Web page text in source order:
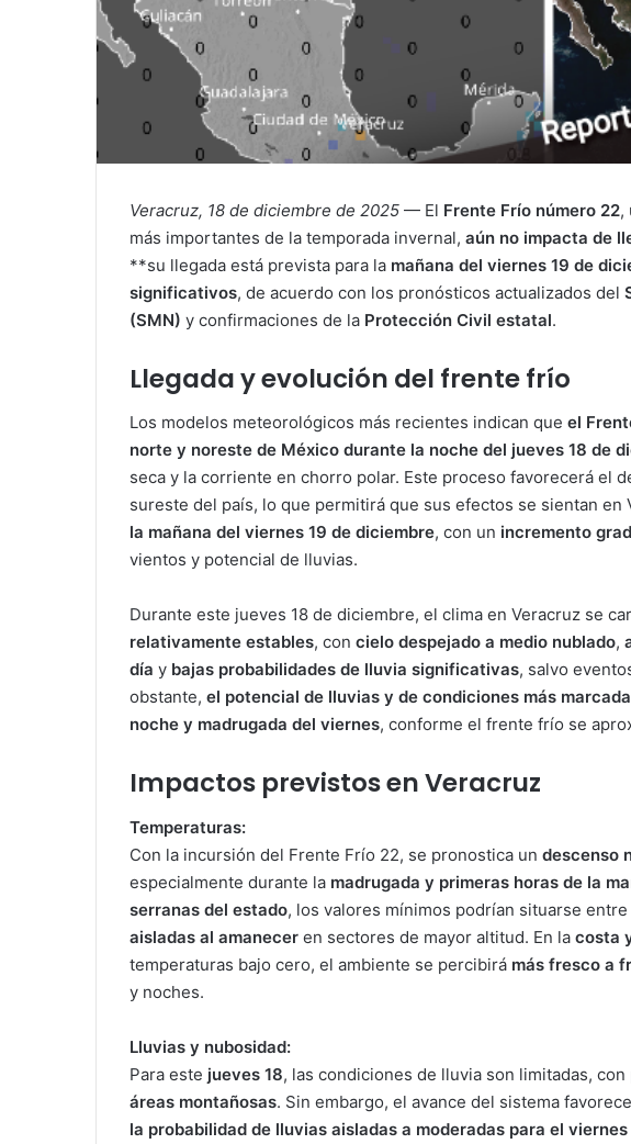
Veracruz, 18 de diciembre de 2025 — El Frente Frío número 22,
más importantes de la temporada invernal, aún no impacta de
**su llegada está prevista para la mañana del viernes 19 de
significativos, de acuerdo con los pronósticos actualizados del
(SMN) y confirmaciones de la Protección Civil estatal.
Llegada y evolución del frente frío
Los modelos meteorológicos más recientes indican que el
norte y noreste de México durante la noche del jueves 18 de
seca y la corriente en chorro polar. Este proceso favorecerá el
sureste del país, lo que permitirá que sus efectos se sientan en
la mañana del viernes 19 de diciembre, con un incremento
vientos y potencial de lluvias.
Durante este jueves 18 de diciembre, el clima en Veracruz se
relativamente estables, con cielo despejado a medio nublado,
día y bajas probabilidades de lluvia significativas, salvo
obstante, el potencial de lluvias y de condiciones más
noche y madrugada del viernes, conforme el frente frío se
Impactos previstos en Veracruz
Temperaturas:
Con la incursión del Frente Frío 22, se pronostica un descenso
especialmente durante la madrugada y primeras horas de la
serranas del estado, los valores mínimos podrían situarse entre
aisladas al amanecer en sectores de mayor altitud. En la costa
temperaturas bajo cero, el ambiente se percibirá más fresco a
y noches.
Lluvias y nubosidad:
Para este jueves 18, las condiciones de lluvia son limitadas,
áreas montañosas. Sin embargo, el avance del sistema
la probabilidad de lluvias aisladas a moderadas para el viernes